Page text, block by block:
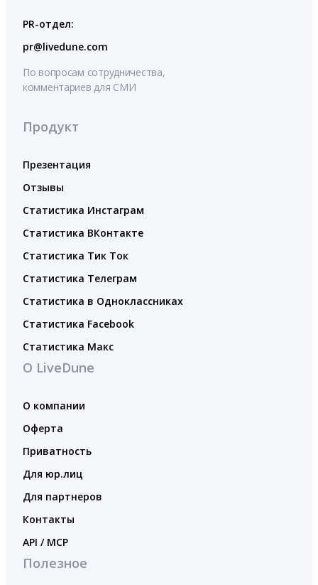
PR-отдел:
pr@livedune.com
По вопросам сотрудничества,
комментариев для СМИ
Продукт
Презентация
Отзывы
Статистика Инстаграм
Статистика ВКонтакте
Статистика Тик Ток
Статистика Телеграм
Статистика в Одноклассниках
Статистика Facebook
Статистика Макс
О LiveDune
О компании
Оферта
Приватность
Для юр.лиц
Для партнеров
Контакты
API / MCP
Полезное